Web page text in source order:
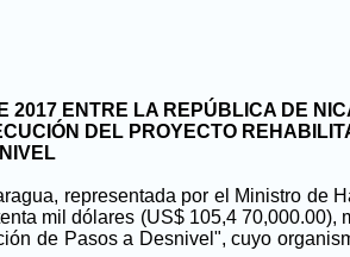
2017 ENTRE LA REPÚBLICA DE
DEL PROYECTO
representada por el Ministro de
mil dólares (US$ 105,4 70,000.00),
de Pasos a Desnivel", cuyo